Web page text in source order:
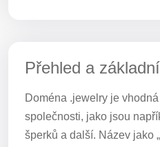
Přehled a
Doména .jewelry je
společnosti, jako jsou
šperků a další. Název jako